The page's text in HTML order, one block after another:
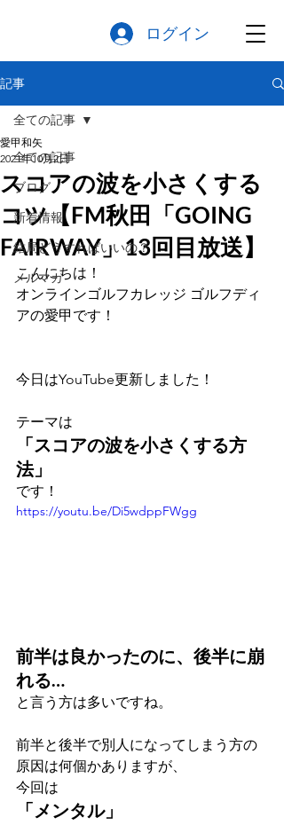
ログイン
記事
全ての記事
ブログ
新着情報
結局どうすればいいの？
メルマガ
全ての記事
スコアの波を小さくする
コツ【FM秋田「GOING
FAIRWAY」13回目放送】
愛甲和矢
2021年10月2日
こんにちは！
オンラインゴルフカレッジ ゴルフディ
アの愛甲です！
今日はYouTube更新しました！
テーマは
「スコアの波を小さくする方
法」
です！
https://youtu.be/Di5wdppFWgg
前半は良かったのに、後半に崩
れる…
と言う方は多いですね。
前半と後半で別人になってしまう方の
原因は何個かありますが、
今回は
「メンタル」